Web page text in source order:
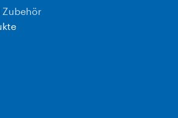
Zubehör